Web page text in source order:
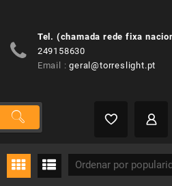
Tel. (chamada rede fixa
249158630
Email :geral@torreslight.pt